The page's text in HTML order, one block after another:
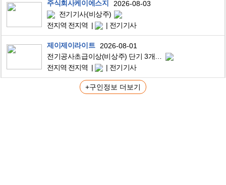
주식회사케이에스지
2026-08-03
전기기사(비상주)
전지역 전지역
전기기사
제이제이라이트
2026-08-01
전지역 전지역
전기기사
+구인정보 더보기